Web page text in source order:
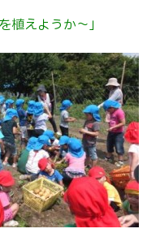
植えようか～」